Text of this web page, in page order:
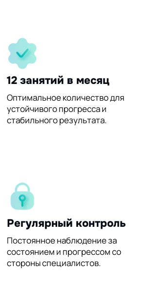
30%
60%
12 занятий в месяц
Оптимальное количество для
устойчивого прогресса и
стабильного результата.
Регулярный контроль
Постоянное наблюдение за
состоянием и прогрессом со
стороны специалистов.